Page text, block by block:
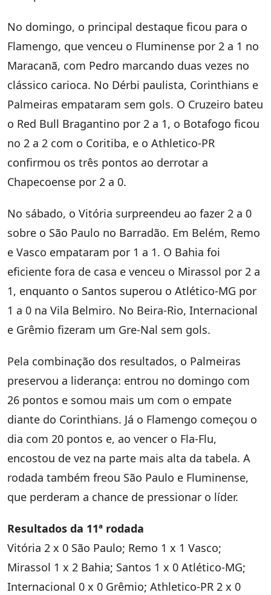
No domingo, o principal destaque ficou para o
Flamengo, que venceu o Fluminense por 2 a 1 no
Maracanã, com Pedro marcando duas vezes no
clássico carioca. No Dérbi paulista, Corinthians e
Palmeiras empataram sem gols. O Cruzeiro bateu
o Red Bull Bragantino por 2 a 1, o Botafogo ficou
no 2 a 2 com o Coritiba, e o Athletico-PR
confirmou os três pontos ao derrotar a
Chapecoense por 2 a 0.
No sábado, o Vitória surpreendeu ao fazer 2 a 0
sobre o São Paulo no Barradão. Em Belém, Remo
e Vasco empataram por 1 a 1. O Bahia foi
eficiente fora de casa e venceu o Mirassol por 2 a
1, enquanto o Santos superou o Atlético-MG por
1 a 0 na Vila Belmiro. No Beira-Rio, Internacional
e Grêmio fizeram um Gre-Nal sem gols.
Pela combinação dos resultados, o Palmeiras
preservou a liderança: entrou no domingo com
26 pontos e somou mais um com o empate
diante do Corinthians. Já o Flamengo começou o
dia com 20 pontos e, ao vencer o Fla-Flu,
encostou de vez na parte mais alta da tabela. A
rodada também freou São Paulo e Fluminense,
que perderam a chance de pressionar o líder.
Resultados da 11ª rodada
Vitória 2 x 0 São Paulo; Remo 1 x 1 Vasco;
Mirassol 1 x 2 Bahia; Santos 1 x 0 Atlético-MG;
Internacional 0 x 0 Grêmio; Athletico-PR 2 x 0